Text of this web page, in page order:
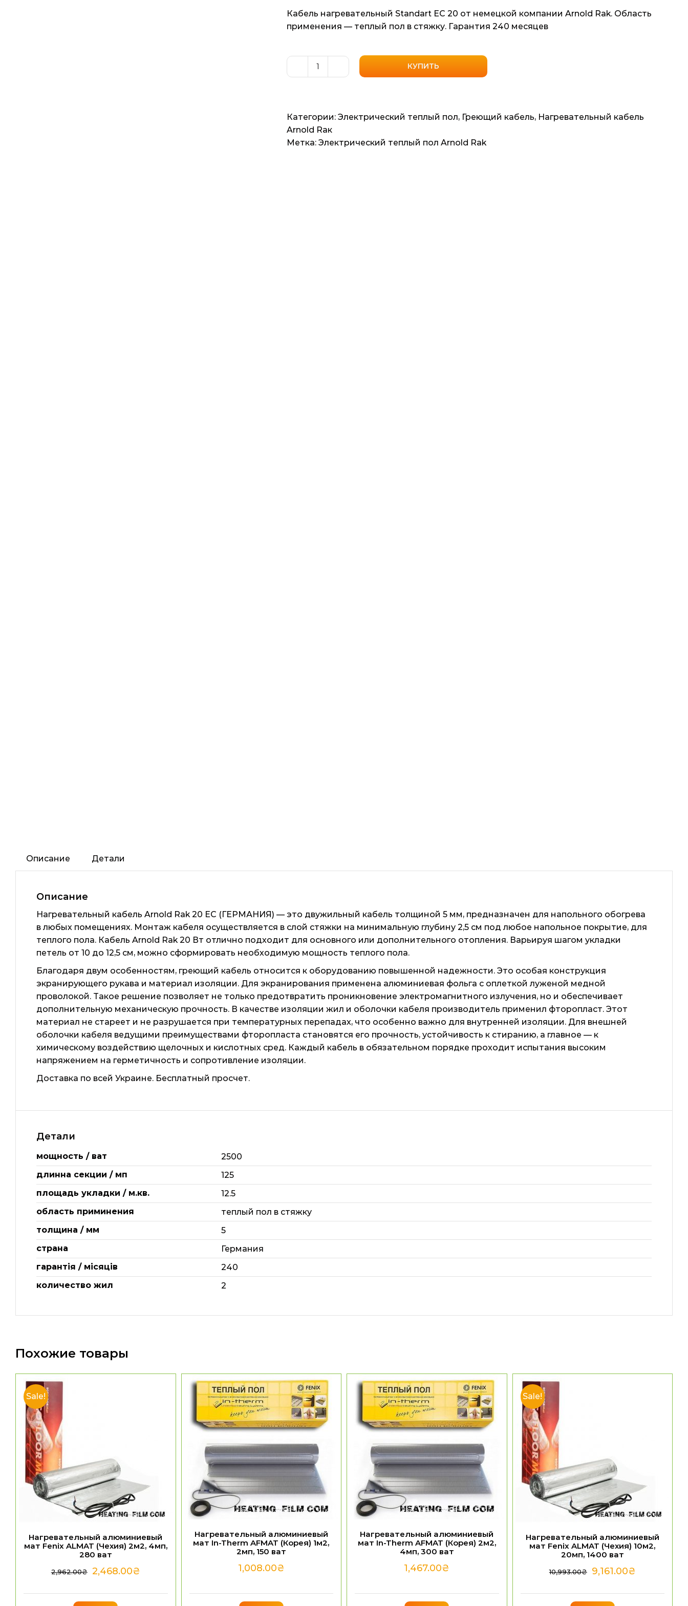
Кабель нагревательный Standart EС 20 от немецкой компании Arnold Rak. Область
применения — теплый пол в стяжку. Гарантия 240 месяцев
Количество
Arnold
Standart
КУПИТЬ
Категории: Электрический теплый пол, Греющий кабель, Нагревательный кабель
Arnold Raк
Метка: Электрический теплый пол Arnold Rak
Описание Детали
Описание
Нагревательный кабель Arnold Rak 20 EC (ГЕРМАНИЯ) — это двужильный кабель толщиной 5 мм, предназначен для напольного обогрева
в любых помещениях. Монтаж кабеля осуществляется в слой стяжки на минимальную глубину 2,5 см под любое напольное покрытие, для
теплого пола. Кабель Arnold Rak 20 Вт отлично подходит для основного или дополнительного отопления. Варьируя шагом укладки
петель от 10 до 12,5 см, можно сформировать необходимую мощность теплого пола.
Благодаря двум особенностям, греющий кабель относится к оборудованию повышенной надежности. Это особая конструкция
экранирующего рукава и материал изоляции. Для экранирования применена алюминиевая фольга с оплеткой луженой медной
проволокой. Такое решение позволяет не только предотвратить проникновение электромагнитного излучения, но и обеспечивает
дополнительную механическую прочность. В качестве изоляции жил и оболочки кабеля производитель применил фторопласт. Этот
материал не стареет и не разрушается при температурных перепадах, что особенно важно для внутренней изоляции. Для внешней
оболочки кабеля ведущими преимуществами фторопласта становятся его прочность, устойчивость к стиранию, а главное — к
химическому воздействию щелочных и кислотных сред. Каждый кабель в обязательном порядке проходит испытания высоким
напряжением на герметичность и сопротивление изоляции.
Доставка по всей Украине. Бесплатный просчет.
Детали
мощность / ват
2500
длинна секции / мп
125
площадь укладки / м.кв.
12.5
область приминения
теплый пол в стяжку
толщина / мм
5
страна
Германия
гарантія / місяців
240
количество жил
2
Похожие товары
Sale!
Нагревательный алюминиевый
мат Fenix ALMAT (Чехия) 2м2, 4мп,
280 ват
2,962.00₴ 2,468.00₴
Нагревательный алюминиевый
мат In-Therm AFMAT (Корея) 1м2,
2мп, 150 ват
1,008.00₴
Нагревательный алюминиевый
мат In-Therm AFMAT (Корея) 2м2,
4мп, 300 ват
1,467.00₴
Sale!
Нагревательный алюминиевый
мат Fenix ALMAT (Чехия) 10м2,
20мп, 1400 ват
10,993.00₴ 9,161.00₴